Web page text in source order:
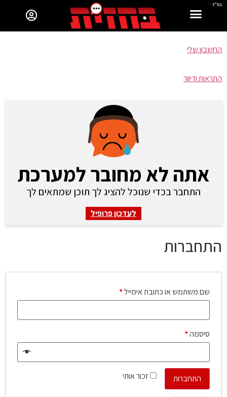
בס"ד
החשבון שלי
התראות ודיוור
אתה לא מחובר למערכת
התחבר בכדי שנוכל להציג לך תוכן שמתאים לך
לעדכון פרופיל
התחברות
שם משתמש או כתובת אימייל*
סיסמה*
זכור אותי
התחברות